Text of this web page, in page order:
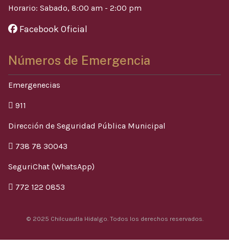
Horario: Sabado, 8:00 am - 2:00 pm
Facebook Oficial
Números de Emergencia
Emergenecias
911
Dirección de Seguridad Pública Municipal
738 78 30043
SeguriChat (WhatsApp)
772 122 0853
© 2025 Chilcuautla Hidalgo. Todos los derechos reservados.